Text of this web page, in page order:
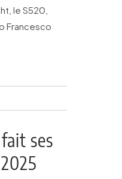
le S520,
Francesco
ses